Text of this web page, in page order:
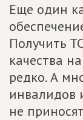
Еще один
Получить
качества
редко. А
инвалидов
не